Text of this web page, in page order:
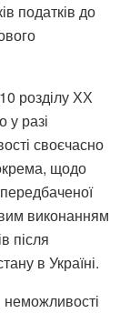
податків до
розділу ХХ
разі
своєчасно
щодо
передбаченої
виконанням
після
в Україні.